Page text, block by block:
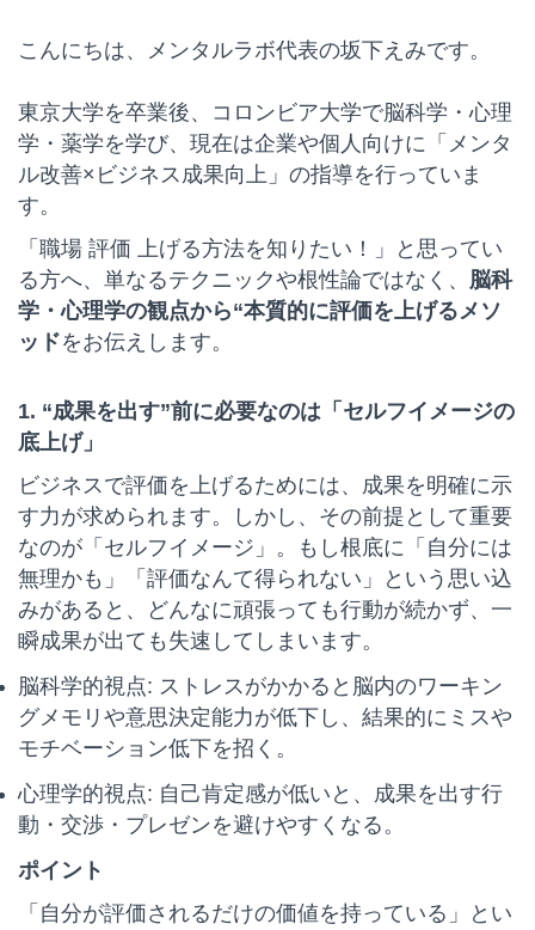
こんにちは、メンタルラボ代表の坂下えみです。
東京大学を卒業後、コロンビア大学で脳科学・心理
学・薬学を学び、現在は企業や個人向けに「メンタ
ル改善×ビジネス成果向上」の指導を行っていま
す。
「職場 評価 上げる方法を知りたい！」と思ってい
る方へ、単なるテクニックや根性論ではなく、 脳科
学・心理学の観点から“本質的に評価を上げるメソ
ッドをお伝えします。
1. “成果を出す”前に必要なのは「セルフイメージの
底上げ」
ビジネスで評価を上げるためには、成果を明確に示
す力が求められます。しかし、その前提として重要
なのが「セルフイメージ」。もし根底に「自分には
無理かも」「評価なんて得られない」という思い込
みがあると、どんなに頑張っても行動が続かず、一
瞬成果が出ても失速してしまいます。
脳科学的視点: ストレスがかかると脳内のワーキン
グメモリや意思決定能力が低下し、結果的にミスや
モチベーション低下を招く。
心理学的視点: 自己肯定感が低いと、成果を出す行
動・交渉・プレゼンを避けやすくなる。
ポイント
「自分が評価されるだけの価値を持っている」とい